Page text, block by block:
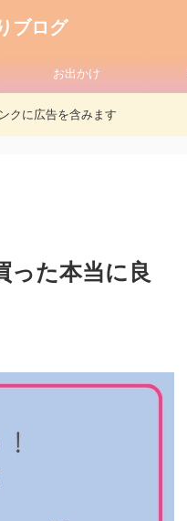
ブログ
お出かけ
クに広告を含みます
った本当に良